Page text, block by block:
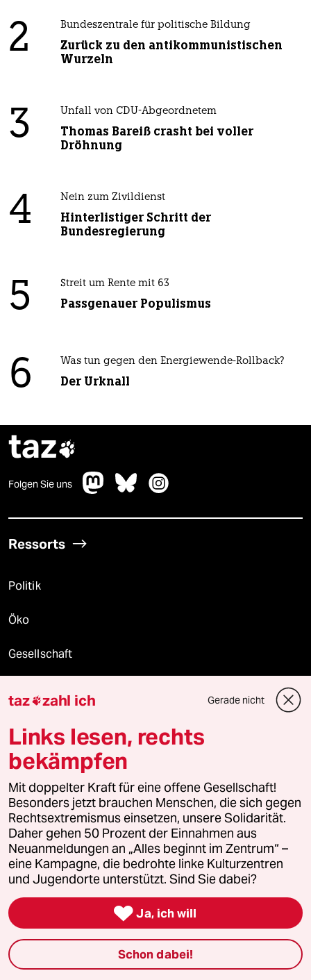
2 Bundeszentrale für politische Bildung
Zurück zu den antikommunistischen
Wurzeln
3 Unfall von CDU-Abgeordnetem
Thomas Bareiß crasht bei voller
Dröhnung
4 Nein zum Zivildienst
Hinterlistiger Schritt der
Bundesregierung
5 Streit um Rente mit 63
Passgenauer Populismus
6 Was tun gegen den Energiewende-Rollback?
Der Urknall
taz
Folgen Sie uns
Ressorts
Politik
Öko
Gesellschaft
Berlin
Nord
Wahrheit
Themen
Hitze
Surfen
taz zahl ich Gerade nicht
Links lesen, rechts
bekämpfen
Mit doppelter Kraft für eine offene Gesellschaft!
Besonders jetzt brauchen Menschen, die sich gegen
Rechtsextremismus einsetzen, unsere Solidarität.
Daher gehen 50 Prozent der Einnahmen aus
Neuanmeldungen an „Alles beginnt im Zentrum“ –
eine Kampagne, die bedrohte linke Kulturzentren
und Jugendorte unterstützt. Sind Sie dabei?
 Ja, ich will
Schon dabei!